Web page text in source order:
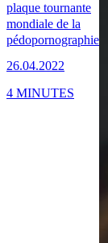
plaque tournante
mondiale de la
pédopornographie
26.04.2022
4 MINUTES